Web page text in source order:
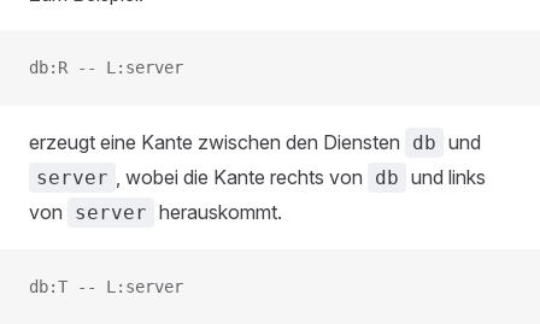
db:R -- L:server
erzeugt eine Kante zwischen den Diensten db und
server , wobei die Kante rechts von db und links
von
server herauskommt.
db:T -- L:server